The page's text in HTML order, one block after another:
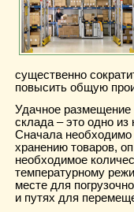
существенно
повысить общую
Удачное размещение
склада – это одно
Сначала необходимо
хранению товаров,
необходимое
температурному
месте для
и путях для